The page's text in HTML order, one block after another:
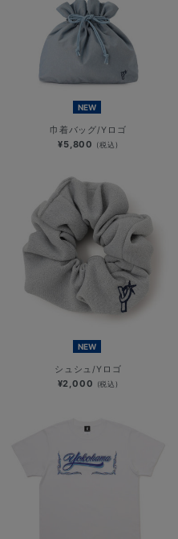
NEW
巾着バッグ/Yロゴ
¥5,800 (税込)
NEW
シュシュ/Yロゴ
¥2,000 (税込)